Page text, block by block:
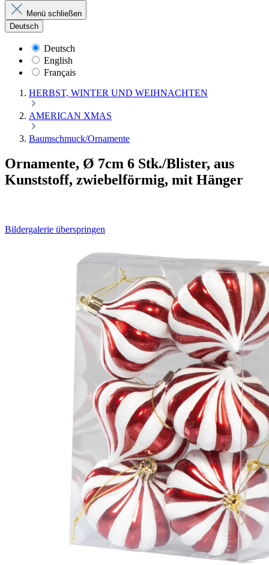
Menü schließen
Deutsch
Deutsch
English
Français
HERBST, WINTER UND WEIHNACHTEN
AMERICAN XMAS
Baumschmuck/Ornamente
Ornamente, Ø 7cm 6 Stk./Blister, aus
Kunststoff, zwiebelförmig, mit Hänger
Bildergalerie überspringen